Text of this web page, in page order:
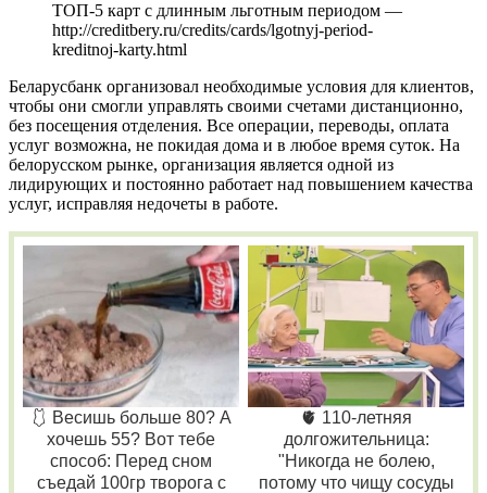
ТОП-5 карт с длинным льготным периодом —
http://creditbery.ru/credits/cards/lgotnyj-period-
kreditnoj-karty.html
Беларусбанк организовал необходимые условия для клиентов,
чтобы они смогли управлять своими счетами дистанционно,
без посещения отделения. Все операции, переводы, оплата
услуг возможна, не покидая дома и в любое время суток. На
белорусском рынке, организация является одной из
лидирующих и постоянно работает над повышением качества
услуг, исправляя недочеты в работе.
🩱 Весишь больше 80? А
хочешь 55? Вот тебе
способ: Перед сном
съедай 100гр творога с
🫀 110-летняя
долгожительница:
"Никогда не болею,
потому что чищу сосуды